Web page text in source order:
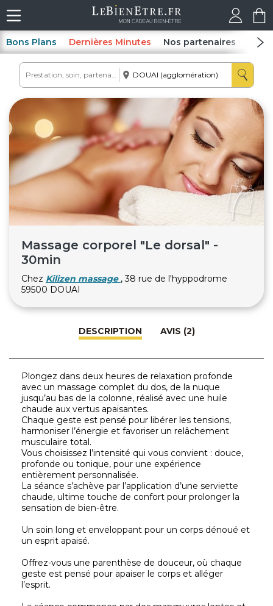
Bons Plans Dernières Minutes Nos partenaires Spas
Massage corporel "Le dorsal" -
30min
Chez Kilizen massage , 38 rue de l'hyppodrome
59500 DOUAI
DESCRIPTION AVIS (2)
Plongez dans deux heures de relaxation profonde
avec un massage complet du dos, de la nuque
jusqu’au bas de la colonne, réalisé avec une huile
chaude aux vertus apaisantes.
Chaque geste est pensé pour libérer les tensions,
harmoniser l’énergie et favoriser un relâchement
musculaire total.
Vous choisissez l’intensité qui vous convient : douce,
profonde ou tonique, pour une expérience
entièrement personnalisée.
La séance s’achève par l’application d’une serviette
chaude, ultime touche de confort pour prolonger la
sensation de bien-être.
Un soin long et enveloppant pour un corps dénoué et
un esprit apaisé.
Offrez-vous une parenthèse de douceur, où chaque
geste est pensé pour apaiser le corps et alléger
l’esprit.